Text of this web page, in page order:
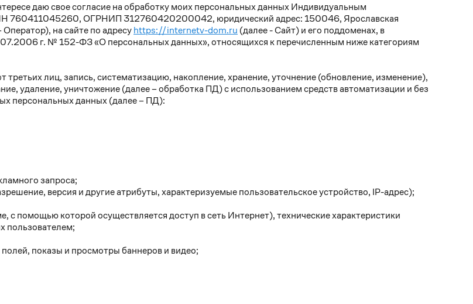
даю свое согласие на обработку моих персональных данных Индивидуальным
760411045260, ОГРНИП 312760420200042, юридический адрес: 150046, Ярославская
на сайте по адресуhttps://internetv-dom.ru (далее - Сайт) и его поддоменах, в
г. № 152-ФЗ «О персональных данных», относящихся к перечисленным ниже категориям
лиц, запись, систематизацию, накопление, хранение, уточнение (обновление, изменение),
удаление, уничтожение (далее – обработка ПД) с использованием средств автоматизации и без
персональных данных (далее – ПД):
запроса;
версия и другие атрибуты, характеризуемые пользовательское устройство, IP-адрес);
помощью которой осуществляется доступ в сеть Интернет), технические характеристики
пользователем;
показы и просмотры баннеров и видео;